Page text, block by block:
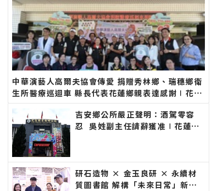
中華演藝人高爾夫協會傳愛 捐贈秀林鄉、瑞穗鄉衛
生所醫療巡迴車 縣長代表花蓮鄉親表達感謝∣花蓮
新聞網官方網站各類新聞－最快速的今日新聞報導
最新的在地資訊！吉安鄉公所嚴正聲明：酒駕零容
忍 吳姓副主任請辭獲准∣花蓮新
研石造物 × 金玉良研 × 永續材
質圖書館 解構「未來日常」新樣